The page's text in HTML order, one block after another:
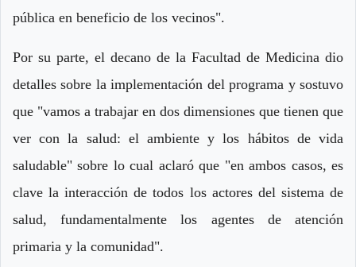
pública en beneficio de los vecinos".
Por su parte, el decano de la Facultad de Medicina dio
detalles sobre la implementación del programa y sostuvo
que "vamos a trabajar en dos dimensiones que tienen que
ver con la salud: el ambiente y los hábitos de vida
saludable" sobre lo cual aclaró que "en ambos casos, es
clave la interacción de todos los actores del sistema de
salud, fundamentalmente los agentes de atención
primaria y la comunidad".